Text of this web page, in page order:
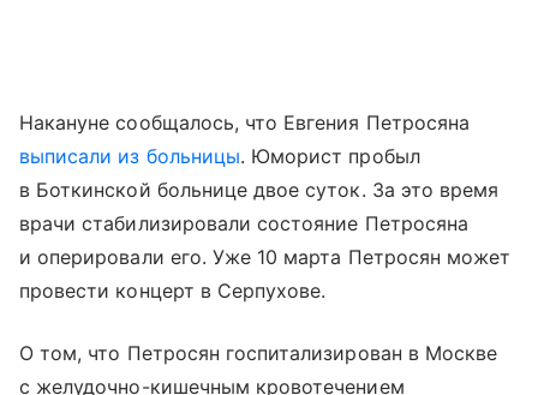
Накануне сообщалось, что Евгения Петросяна
выписали из больницы. Юморист пробыл
в Боткинской больнице двое суток. За это время
врачи стабилизировали состояние Петросяна
и оперировали его. Уже 10 марта Петросян может
провести концерт в Серпухове.
О том, что Петросян госпитализирован в Москве
с желудочно-кишечным кровотечением